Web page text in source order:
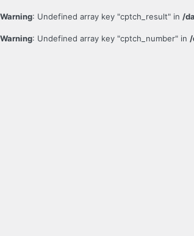
Warning: Undefined array key "cptch_result" in /
Warning: Undefined array key "cptch_number" in